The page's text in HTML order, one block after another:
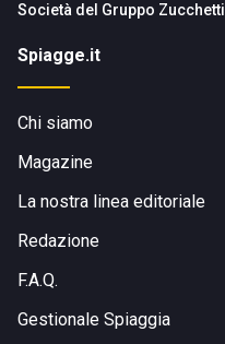
Società del Gruppo Zucchetti
Spiagge.it
Chi siamo
Magazine
La nostra linea editoriale
Redazione
F.A.Q.
Gestionale Spiaggia